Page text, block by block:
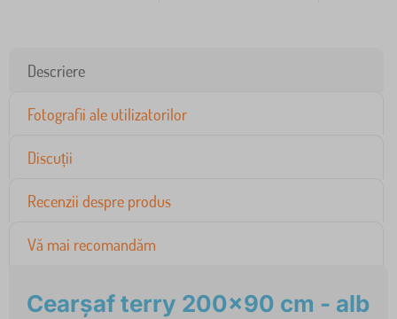
Descriere
Fotografii ale utilizatorilor
Discuții
Recenzii despre produs
Vă mai recomandăm
Cearşaf terry 200x90 cm - alb